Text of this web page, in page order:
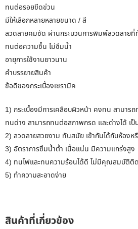
ทนต่อรอยขีดข่วน
มีให้เลือกหลายหลายขนาด / สี
ลวดลายคมชัด ผ่านกระบวนการพิมพ์ลวดลาย
ทนต่อความชื้น ไม่ซึมน้ำ
อายุการใช้งานยาวนาน
คำบรรยายสินค้า
ข้อดีของกระเบื้องเซรามิค
1) กระเบื้องมีการเคลือบผิวหน้า คงทน สามา
ทนด่าง สามารถทนต่อสภาพกรด และด่างได้ เป็
2) ลวดลายสวยงาม ทันสมัย เข้ากันได้กับห้องห
3) อัตราการซึมน้ำต่ำ เนื้อแน่น มีความแกร่งสูง
4) ทนไฟและทนความร้อนได้ดี ไม่มีคุณสมบัติติ
5) ทำความสะอาดง่าย
สินค้าที่เกี่ยวข้อง